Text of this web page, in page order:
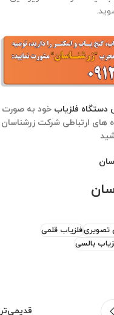
فلزیاب خود به صورت
های ارتباطی شرکت زرشناسان
تصویریفلزیاب قلمی
بالسی
قدیمی‌تر